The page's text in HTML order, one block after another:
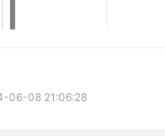
06-08 21:06:28